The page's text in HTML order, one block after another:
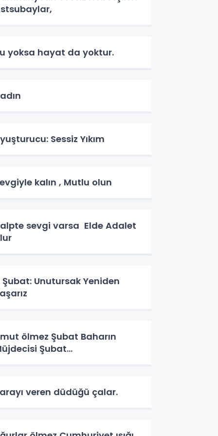
yoksa hayat da yoktur.
Sessiz Yıkım
kalın , Mutlu olun
sevgi varsa Elde Adalet
Şubat: Unutursak Yeniden
ölmez Şubat Baharın
Şubat…
veren düdüğü çalar.